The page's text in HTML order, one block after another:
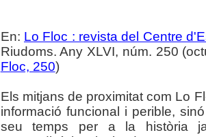
En: Lo Floc : revista del Centre
Riudoms. Any XLVI, núm. 250
Floc, 250)
Els mitjans de proximitat com Lo
informació funcional i perible,
seu temps per a la història